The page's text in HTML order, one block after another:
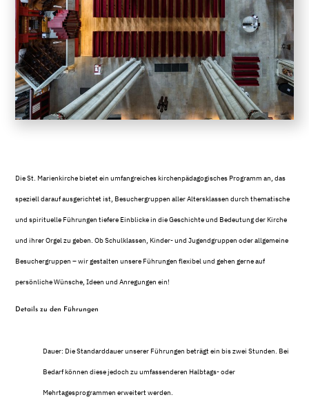
Die St. Marienkirche bietet ein umfangreiches kirchenpädagogisches Programm an, das
speziell darauf ausgerichtet ist, Besuchergruppen aller Altersklassen durch thematische
und spirituelle Führungen tiefere Einblicke in die Geschichte und Bedeutung der Kirche
und ihrer Orgel zu geben. Ob Schulklassen, Kinder- und Jugendgruppen oder allgemeine
Besuchergruppen – wir gestalten unsere Führungen flexibel und gehen gerne auf
persönliche Wünsche, Ideen und Anregungen ein!
Details zu den Führungen
Dauer: Die Standarddauer unserer Führungen beträgt ein bis zwei Stunden. Bei
Bedarf können diese jedoch zu umfassenderen Halbtags- oder
Mehrtagesprogrammen erweitert werden.